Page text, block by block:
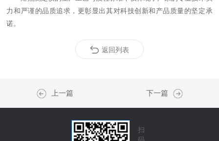
力和严谨的品质追求，更彰显出其对科技创新和产品质量的坚定承
诺。
返回列表
上一篇 下一篇
扫